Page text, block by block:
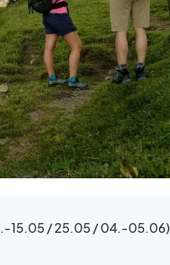
15.05 / 25.05 / 04.-05.06)